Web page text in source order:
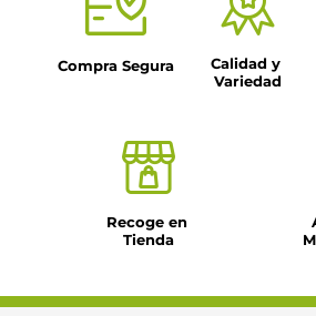
Compra Segura
Calidad y
Variedad
Recoge en
Tienda